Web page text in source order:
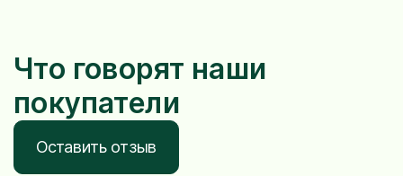
Что говорят наши
покупатели
Оставить отзыв